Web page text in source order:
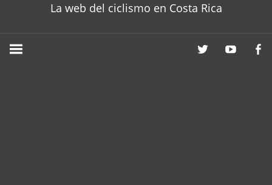
La web del ciclismo en Costa Rica